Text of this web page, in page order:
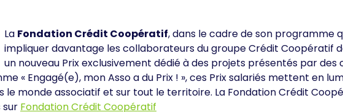
La Fondation Crédit Coopératif, dans le cadre de son programme
impliquer davantage les collaborateurs du groupe Crédit Coopératif
un nouveau Prix exclusivement dédié à des projets présentés par
« Engagé(e), mon Asso a du Prix ! », ces Prix salariés mettent en
le monde associatif et sur tout le territoire. La Fondation Crédit
sur Fondation Crédit Coopératif